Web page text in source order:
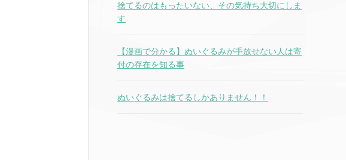
捨てるのはもったいない、その気持ち大切にしま
す
【漫画で分かる】ぬいぐるみが手放せない人は寄
付の存在を知る事
ぬいぐるみは捨てるしかありません！！